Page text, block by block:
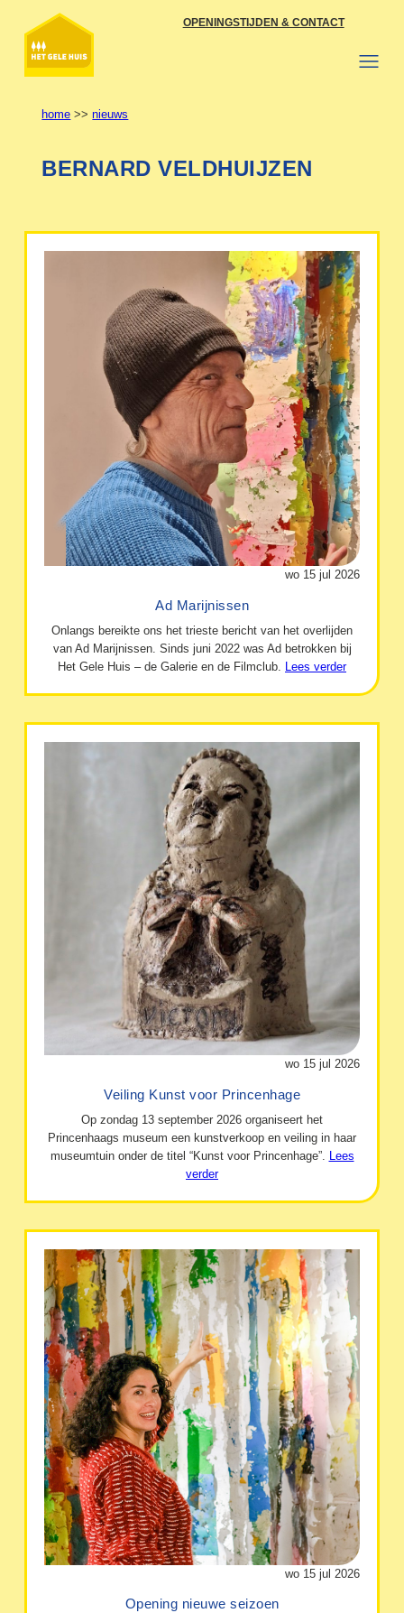
naar
inhoud
OPENINGSTIJDEN & CONTACT
home >>nieuws
BERNARD VELDHUIJZEN
wo 15 jul 2026
Ad Marijnissen
Onlangs bereikte ons het trieste bericht van het overlijden
van Ad Marijnissen. Sinds juni 2022 was Ad betrokken bij
Het Gele Huis – de Galerie en de Filmclub. Lees verder
wo 15 jul 2026
Veiling Kunst voor Princenhage
Op zondag 13 september 2026 organiseert het
Princenhaags museum een kunstverkoop en veiling in haar
museumtuin onder de titel “Kunst voor Princenhage”. Lees
verder
wo 15 jul 2026
Opening nieuwe seizoen